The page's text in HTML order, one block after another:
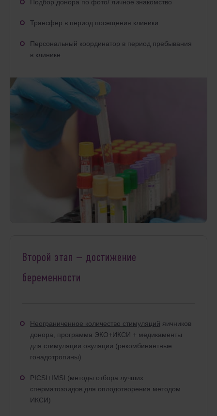
Подбор донора по фото/ личное знакомство
Трансфер в период посещения клиники
Персональный координатор в период пребывания
в клинике
Второй этап – достижение
беременности
Неограниченное количество стимуляций яичников
донора, программа ЭКО+ИКСИ + медикаменты
для стимуляции овуляции (рекомбинантные
гонадотропины)
PICSI+IMSI (методы отбора лучших
сперматозоидов для оплодотворения методом
ИКСИ)